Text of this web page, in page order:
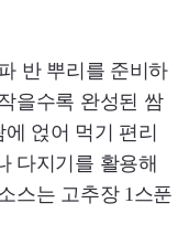
반 뿌리를 준비하
을수록 완성된 쌈
얹어 먹기 편리
다지기를 활용해
스는 고추장 1스푼